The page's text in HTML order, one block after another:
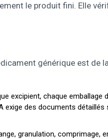
le produit fini. Elle
générique est de
excipient, chaque emballage
des documents détaillés
granulation, comprimage,